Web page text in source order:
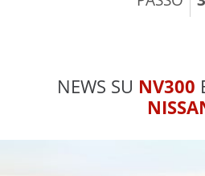
NEWS SU NV300